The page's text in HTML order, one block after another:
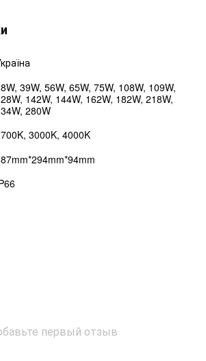
39W, 56W, 65W, 75W, 108W, 109W,
142W, 144W, 162W, 182W, 218W,
280W
3000K, 4000K
первый отзыв